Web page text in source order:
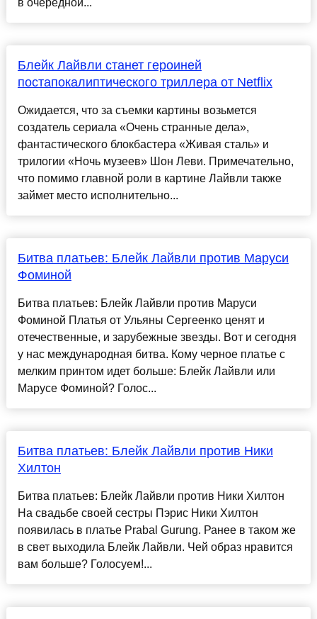
в очередной...
Блейк Лайвли станет героиней
постапокалиптического триллера от Netflix
Ожидается, что за съемки картины возьмется
создатель сериала «Очень странные дела»,
фантастического блокбастера «Живая сталь» и
трилогии «Ночь музеев» Шон Леви. Примечательно,
что помимо главной роли в картине Лайвли также
займет место исполнительно...
Битва платьев: Блейк Лайвли против Маруси
Фоминой
Битва платьев: Блейк Лайвли против Маруси
Фоминой Платья от Ульяны Сергеенко ценят и
отечественные, и зарубежные звезды. Вот и сегодня
у нас международная битва. Кому черное платье с
мелким принтом идет больше: Блейк Лайвли или
Марусе Фоминой? Голос...
Битва платьев: Блейк Лайвли против Ники
Хилтон
Битва платьев: Блейк Лайвли против Ники Хилтон
На свадьбе своей сестры Пэрис Ники Хилтон
появилась в платье Prabal Gurung. Ранее в таком же
в свет выходила Блейк Лайвли. Чей образ нравится
вам больше? Голосуем!...